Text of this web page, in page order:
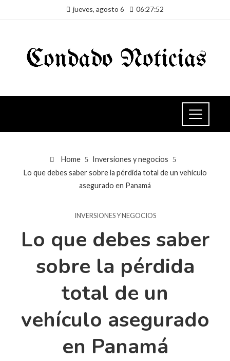
jueves, agosto 6 06:27:52
Home
Inversiones y negocios
Lo que debes saber sobre la pérdida total de un vehículo
asegurado en Panamá
INVERSIONES Y NEGOCIOS
Lo que debes saber
sobre la pérdida
total de un
vehículo asegurado
en Panamá